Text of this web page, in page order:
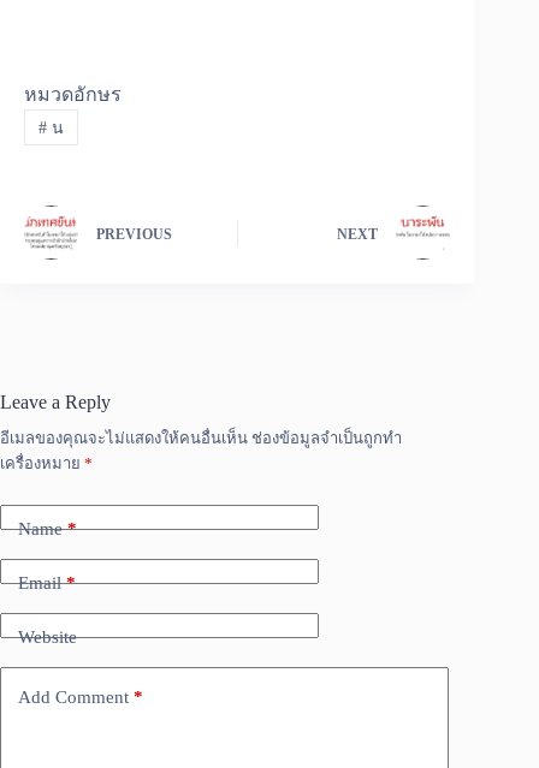
หมวดอักษร
#น
PREVIOUS NEXT
Leave a Reply
อีเมลของคุณจะไม่แสดงให้คนอื่นเห็น ช่องข้อมูลจำเป็นถูกทำ
เครื่องหมาย *
Name*
Email*
Website
Add Comment *